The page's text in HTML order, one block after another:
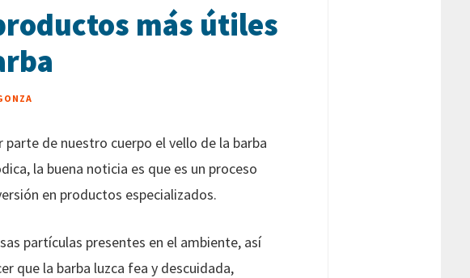
más útiles
de nuestro cuerpo el vello de la barba
la buena noticia es que es un proceso
en productos especializados.
partículas presentes en el ambiente, así
que la barba luzca fea y descuidada,